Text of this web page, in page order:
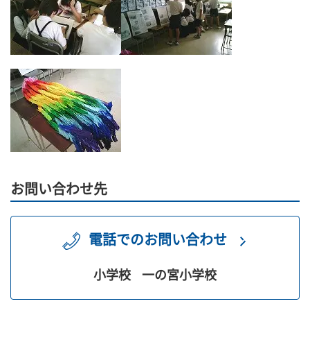
お問い合わせ先
電話でのお問い合わせ
小学校 一の宮小学校